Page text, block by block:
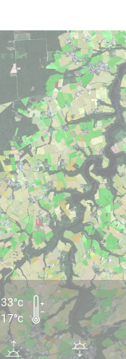
33°c
17°c